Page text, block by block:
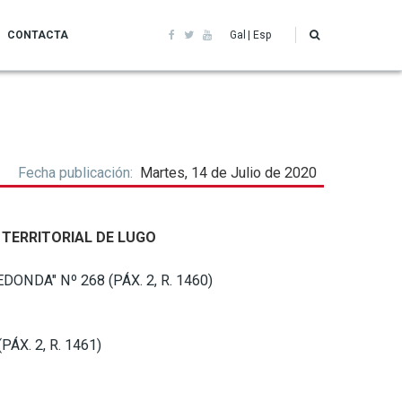
CONTACTA Gal Esp
Fecha publicación Martes, 14 de Julio de 2020
DE LUGO
Nº 268 (PÁX. 2, R. 1460)
2, R. 1461)